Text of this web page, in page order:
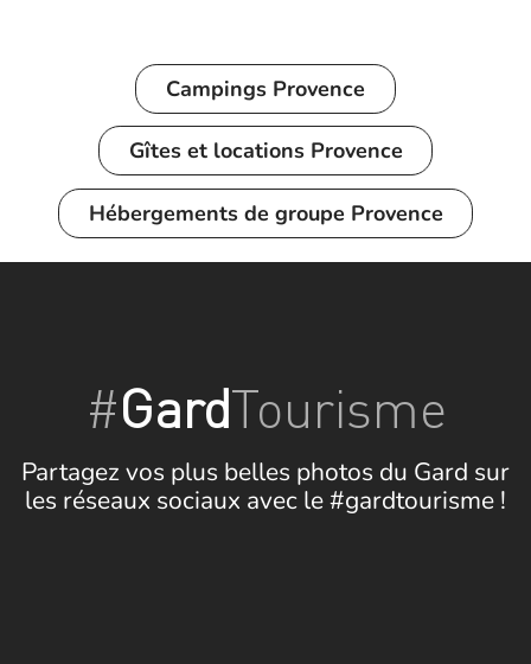
Campings Provence
Gîtes et locations Provence
Hébergements de groupe Provence
#GardTourisme
Partagez vos plus belles photos du Gard sur
les réseaux sociaux avec le #gardtourisme !